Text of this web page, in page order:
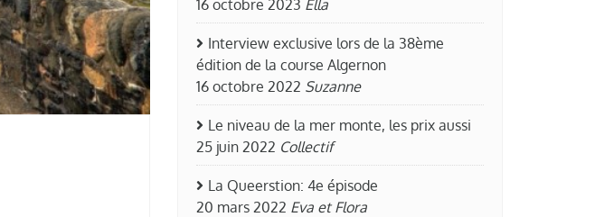
16 octobre 2023 Ella
Interview exclusive lors de la 38ème
édition de la course Algernon
16 octobre 2022 Suzanne
Le niveau de la mer monte, les prix aussi
25 juin 2022 Collectif
La Queerstion: 4e épisode
20 mars 2022 Eva et Flora